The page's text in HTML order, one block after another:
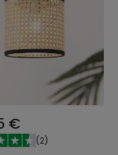
€
(2)